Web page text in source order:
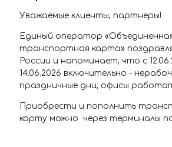
Уважаемые клиенты, партнеры!
Единый оператор
транспортная карта»
России и напоминает, что с
14.06.2026 включительно -
праздничные дни, офисы
Приобрести и пополнить
карту можно через терминалы